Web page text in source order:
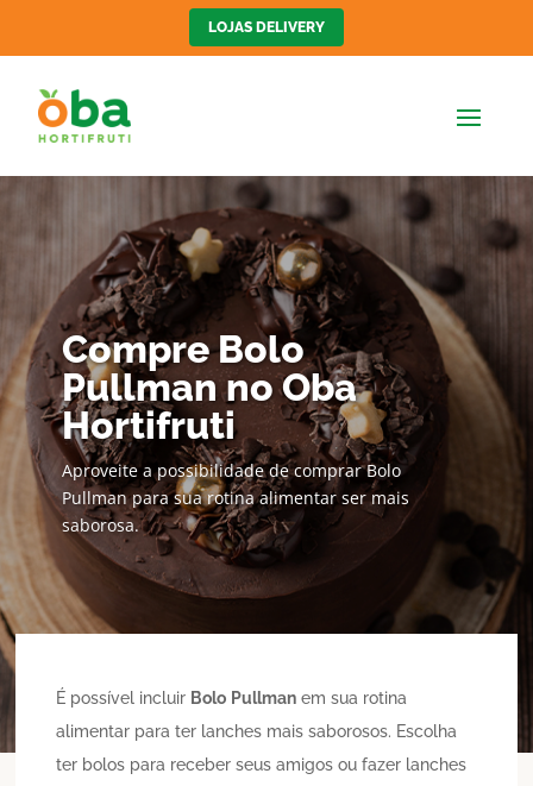
LOJAS DELIVERY
Compre Bolo
Pullman no Oba
Hortifruti
Aproveite a possibilidade de comprar Bolo
Pullman para sua rotina alimentar ser mais
saborosa.
É possível incluir Bolo Pullman em sua rotina
alimentar para ter lanches mais saborosos. Escolha
ter bolos para receber seus amigos ou fazer lanches